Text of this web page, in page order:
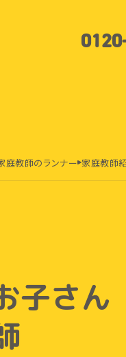
教師のランナー 家庭教師
子さん